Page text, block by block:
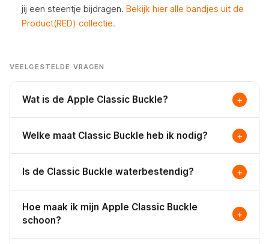
jij een steentje bijdragen. Bekijk hier alle bandjes uit de
Product(RED) collectie.
VEELGESTELDE VRAGEN
Wat is de Apple Classic Buckle? +
bandje dat Apple uitbracht bij de lancering van de
Apple Watch in het voorjaar van 2015. Het bandje is
gemaakt van kalfsleer met een roestvrij stalen gesp
stopgezet.
Welke maat Classic Buckle heb ik nodig? +
38mm / 40mm / 41mm / 42mmvoor de kleinere Apple
Watch modellen en44mm / 45mm / 46mm / 49mm
voor de grotere. Weet je het niet zeker?Klik hier om je
model te achterhalen.
Is de Classic Buckle waterbestendig? +
en is niet waterbestendig. Dompel het bandje nooit in
water en stel het niet bloot aan zout water, chloor of
hoge luchtvochtigheid. Leer kan permanent
Hoe maak ik mijn Apple Classic Buckle
schoon?
+